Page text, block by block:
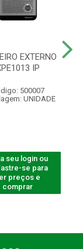
EXTERNO
IP
500007
UNIDADE
seu login ou
se para
preços e
comprar